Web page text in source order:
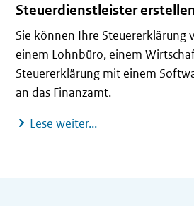
Steuerdienstleister
Sie können Ihre Steuererklärung
einem Lohnbüro, einem
Steuererklärung mit einem
an das Finanzamt.
Lese weiter...Für Unternehmer: